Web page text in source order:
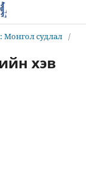
Монгол судлал /
хэв